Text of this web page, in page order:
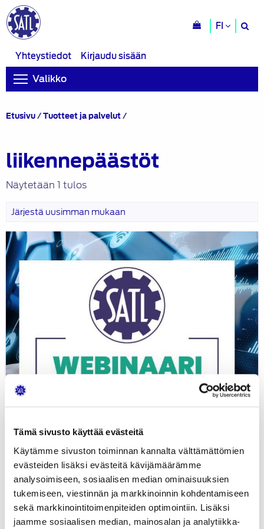
Tämä sivusto käyttää evästeitä
Käytämme sivuston toiminnan kannalta välttämättömien
evästeiden lisäksi evästeitä kävijämäärämme
analysoimiseen, sosiaalisen median ominaisuuksien
tukemiseen, viestinnän ja markkinoinnin kohdentamiseen
sekä markkinointitoimenpiteiden optimointiin. Lisäksi
jaamme sosiaalisen median, mainosalan ja analytiikka-
FI
Yhteystiedot
Kirjaudu sisään
Valikko
Etusivu/Tuotteet ja palvelut/
liikennepäästöt
Näytetään 1 tulos
Liikenteen trendit 9.11.2020
WEBINAARIT
0,00€
Liikenteen
trendit
9.11.2020